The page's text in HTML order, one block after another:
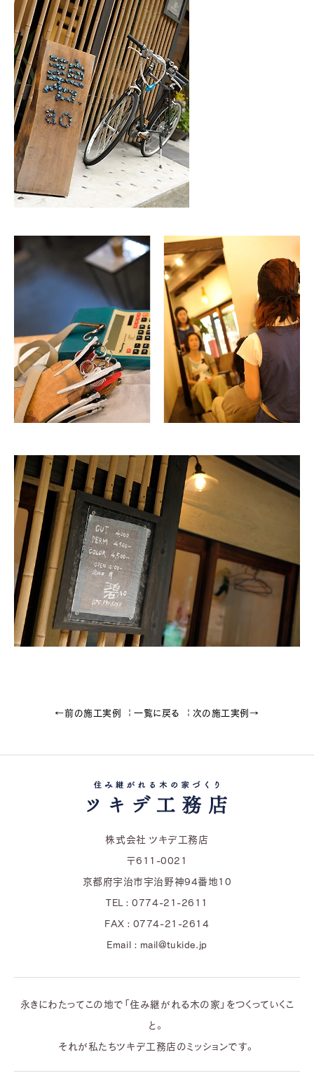
←前の施工実例 一覧に戻る 次の施工実例→
株式会社 ツキデ工務店
〒611-0021
京都府宇治市宇治野神94番地10
TEL : 0774-21-2611
FAX : 0774-21-2614
Email : mail@tukide.jp
永きにわたってこの地で「住み継がれる木の家」をつくっていくこ
と。
それが私たちツキデ工務店のミッションです。